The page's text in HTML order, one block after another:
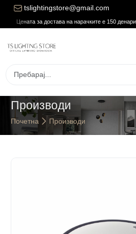
tslightingstore@gmail.com
Цената за достава на нарачките е 150 денари.
Производи
Почетна Производи